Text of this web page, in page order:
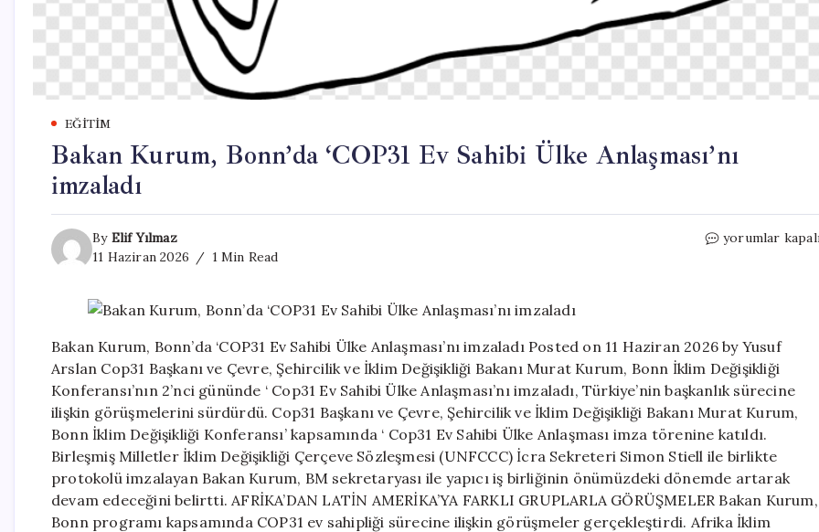
EĞITIM
Bakan Kurum, Bonn’da ‘COP31 Ev Sahibi Ülke Anlaşması’nı
imzaladı
By Elif Yılmaz
11 Haziran 2026
1 Min Read
Bakan
Ülke
Anlaşması’nı
imzaladı
için
yorumlar
Bakan Kurum, Bonn’da ‘COP31 Ev Sahibi Ülke Anlaşması’nı imzaladı Posted on 11 Haziran 2026 by Yusuf
Arslan Cop31 Başkanı ve Çevre, Şehircilik ve İklim Değişikliği Bakanı Murat Kurum, Bonn İklim Değişikliği
Konferansı’nın 2’nci gününde ‘ Cop31 Ev Sahibi Ülke Anlaşması’nı imzaladı, Türkiye’nin başkanlık sürecine
ilişkin görüşmelerini sürdürdü. Cop31 Başkanı ve Çevre, Şehircilik ve İklim Değişikliği Bakanı Murat Kurum,
Bonn İklim Değişikliği Konferansı’ kapsamında ‘ Cop31 Ev Sahibi Ülke Anlaşması imza törenine katıldı.
Birleşmiş Milletler İklim Değişikliği Çerçeve Sözleşmesi (UNFCCC) İcra Sekreteri Simon Stiell ile birlikte
protokolü imzalayan Bakan Kurum, BM sekretaryası ile yapıcı iş birliğinin önümüzdeki dönemde artarak
devam edeceğini belirtti. AFRİKA’DAN LATİN AMERİKA’YA FARKLI GRUPLARLA GÖRÜŞMELER Bakan Kurum,
Bonn programı kapsamında COP31 ev sahipliği sürecine ilişkin görüşmeler gerçekleştirdi. Afrika İklim